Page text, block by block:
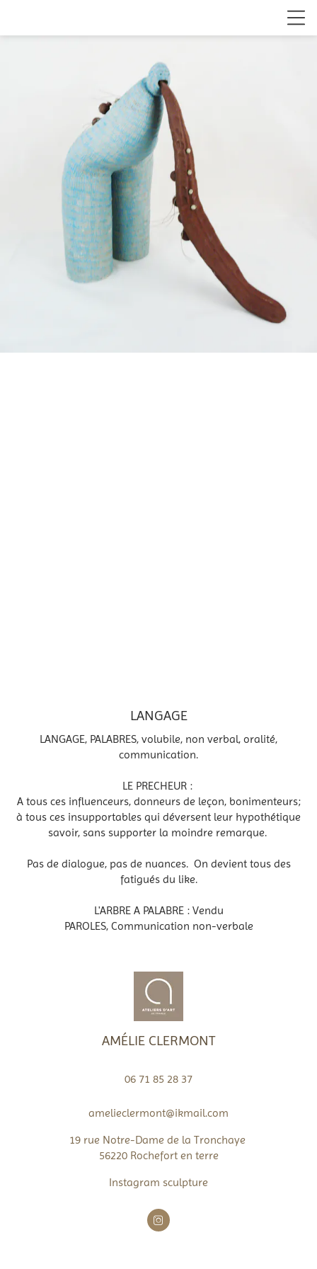
LANGAGE
LANGAGE, PALABRES, volubile, non verbal, oralité,
communication.
LE PRECHEUR :
A tous ces influenceurs, donneurs de leçon, bonimenteurs;
à tous ces insupportables qui déversent leur hypothétique
savoir, sans supporter la moindre remarque.
Pas de dialogue, pas de nuances. On devient tous des
fatigués du like.
L'ARBRE A PALABRE : Vendu
PAROLES, Communication non-verbale
AMÉLIE CLERMONT
06 71 85 28 37
amelieclermont@ikmail.com
19 rue Notre-Dame de la Tronchaye
56220 Rochefort en terre
Instagram sculpture
